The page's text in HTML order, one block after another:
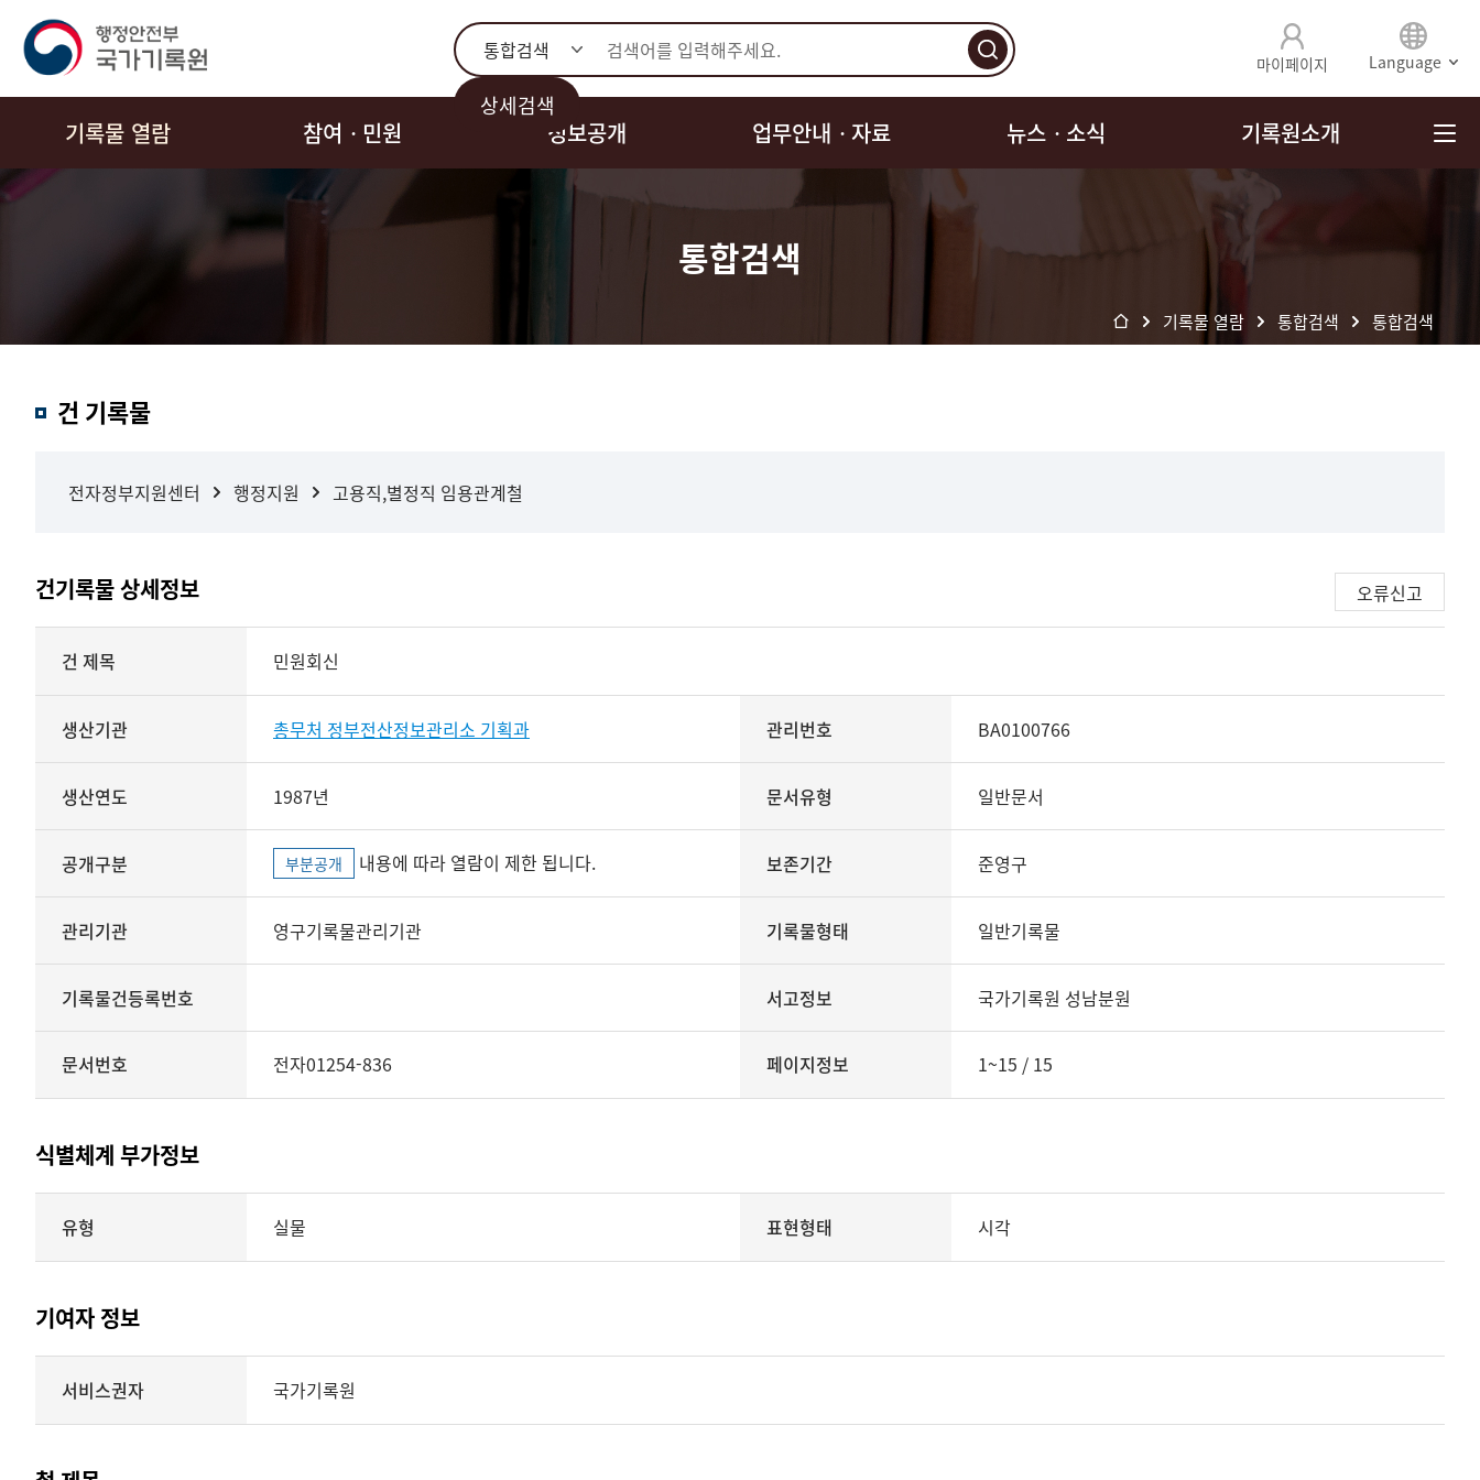
통합검색
상세검색
마이페이지 Language
기록물 열람 참여ㆍ민원 정보공개 업무안내ㆍ자료 뉴스ㆍ소식 기록원소개
통합검색
기록물 열람 통합검색 통합검색
검색건 기록물
전자정부지원센터 행정지원 고용직,별정직 임용관계철
건기록물 상세정보
오류신고
건 제목 민원회신
생산기관 총무처 정부전산정보관리소 기획과 관리번호 BA0100766
생산연도 1987년 문서유형 일반문서
공개구분 부분공개 내용에 따라 열람이 제한 됩니다. 보존기간 준영구
관리기관 영구기록물관리기관 기록물형태 일반기록물
기록물건등록번호 서고정보 국가기록원 성남분원
문서번호 전자01254-836 페이지정보 1~15 / 15
식별체계 부가정보
부가정보의
유형
표현형태
제공
유형 실물 표현형태 시각
기여자 정보
기여자
정보를
서비스권자 국가기록원